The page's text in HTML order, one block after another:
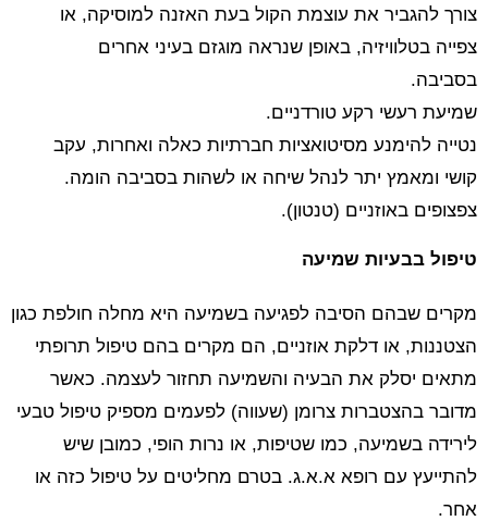
צורך להגביר את עוצמת הקול בעת האזנה למוסיקה, או
צפייה בטלוויזיה, באופן שנראה מוגזם בעיני אחרים
בסביבה.
שמיעת רעשי רקע טורדניים.
נטייה להימנע מסיטואציות חברתיות כאלה ואחרות, עקב
קושי ומאמץ יתר לנהל שיחה או לשהות בסביבה הומה.
צפצופים באוזניים (טנטון).
טיפול בבעיות שמיעה
מקרים שבהם הסיבה לפגיעה בשמיעה היא מחלה חולפת כגון
הצטננות, או דלקת אוזניים, הם מקרים בהם טיפול תרופתי
מתאים יסלק את הבעיה והשמיעה תחזור לעצמה. כאשר
מדובר בהצטברות צרומן (שעווה) לפעמים מספיק טיפול טבעי
לירידה בשמיעה, כמו שטיפות, או נרות הופי, כמובן שיש
להתייעץ עם רופא א.א.ג. בטרם מחליטים על טיפול כזה או
אחר.